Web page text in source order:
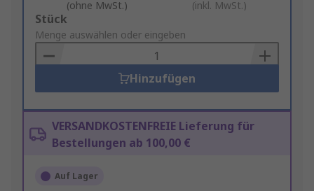
(ohne MwSt.) (inkl. MwSt.)
Add
to
Basket
Stück
Menge auswählen oder eingeben
Hinzufügen
VERSANDKOSTENFREIE Lieferung für
Bestellungen ab 100,00 €
Auf Lager